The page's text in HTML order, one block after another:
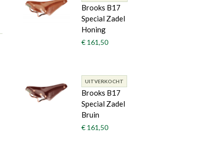
Brooks B17
Special Zadel
Honing
€ 161,50
UITVERKOCHT
Brooks B17
Special Zadel
Bruin
€ 161,50